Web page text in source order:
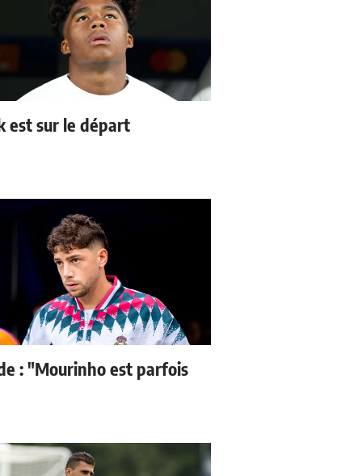
est sur le départ
: "Mourinho est parfois